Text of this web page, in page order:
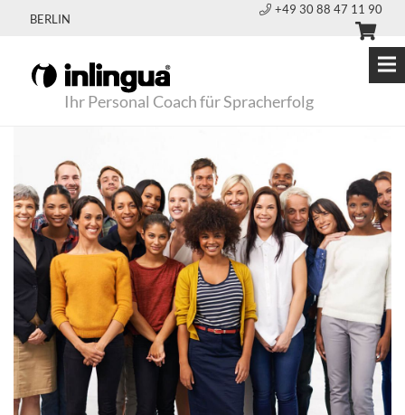
BERLIN
+49 30 88 47 11 90
Ihr Personal Coach für Spracherfolg